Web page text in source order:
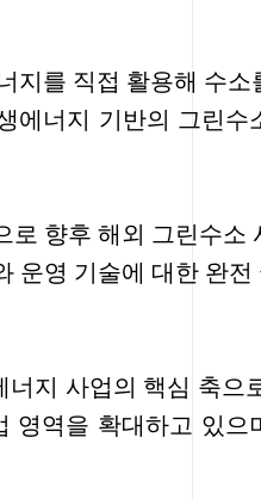
지를 직접 활용해 수소
에너지 기반의 그린수
로 향후 해외 그린수소
운영 기술에 대한 완전
지 사업의 핵심 축으
영역을 확대하고 있으